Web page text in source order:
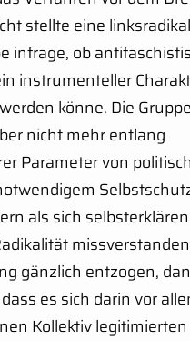
stellte eine
infrage, ob
instrumenteller
könne. Die
nicht mehr entlang
Parameter von
als sich
gänzlich entzogen,
es sich darin vor
Kollektiv